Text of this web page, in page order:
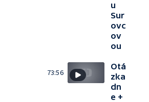
u
Sur
ovc
ov
ou
73:56
Otá
zka
dn
e +